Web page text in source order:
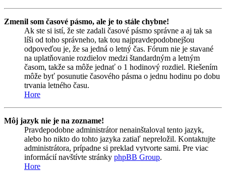
Zmenil som časové pásmo, ale je to stále chybne!
Ak ste si istí, že ste zadali časové pásmo správne a aj tak sa
líši od toho správneho, tak tou najpravdepodobnejšou
odpoveďou je, že sa jedná o letný čas. Fórum nie je stavané
na uplatňovanie rozdielov medzi štandardným a letným
časom, takže sa môže jednať o 1 hodinový rozdiel. Riešením
môže byť posunutie časového pásma o jednu hodinu po dobu
trvania letného času.
Hore
Môj jazyk nie je na zozname!
Pravdepodobne administrátor nenainštaloval tento jazyk,
alebo ho nikto do tohto jazyka zatiaľ nepreložil. Kontaktujte
administrátora, prípadne si preklad vytvorte sami. Pre viac
informácií navštívte stránky phpBB Group.
Hore